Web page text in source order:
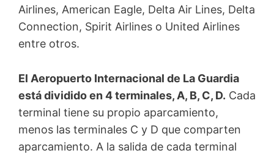
Airlines, American Eagle, Delta Air Lines, Delta
Connection, Spirit Airlines o United Airlines
entre otros.
El Aeropuerto Internacional de La Guardia
está dividido en 4 terminales, A, B, C, D. Cada
terminal tiene su propio aparcamiento,
menos las terminales C y D que comparten
aparcamiento. A la salida de cada terminal